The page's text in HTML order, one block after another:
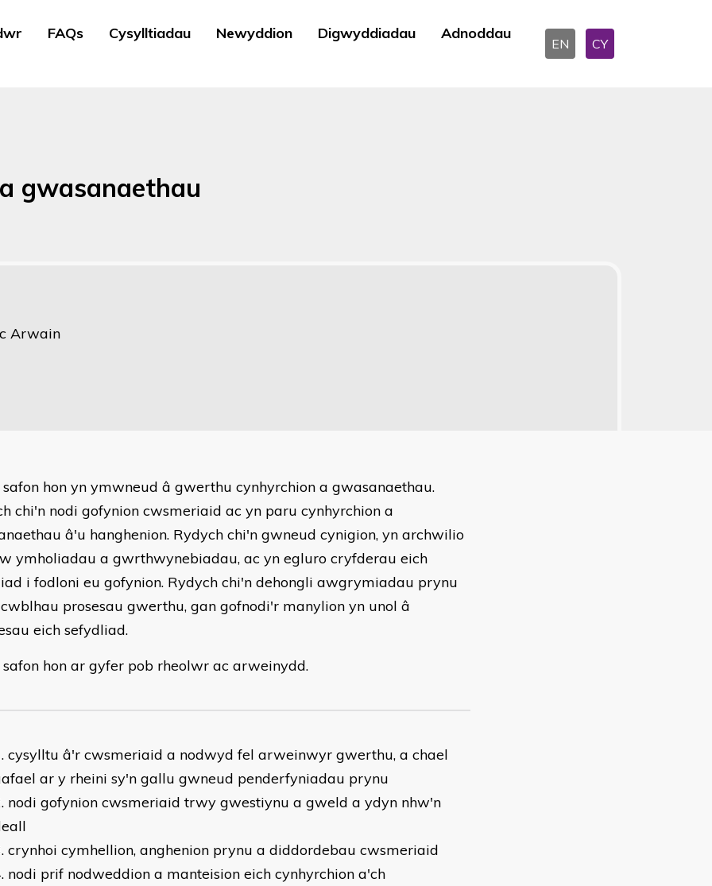
FAQs Cysylltiadau Newyddion Digwyddiadau Adnoddau
EN CY
gwasanaethau
Arwain
hon yn ymwneud â gwerthu cynhyrchion a gwasanaethau.
chi'n nodi gofynion cwsmeriaid ac yn paru cynhyrchion a
â'u hanghenion. Rydych chi'n gwneud cynigion, yn archwilio
ymholiadau a gwrthwynebiadau, ac yn egluro cryfderau eich
i fodloni eu gofynion. Rydych chi'n dehongli awgrymiadau prynu
prosesau gwerthu, gan gofnodi'r manylion yn unol â
eich sefydliad.
hon ar gyfer pob rheolwr ac arweinydd.
cysylltu â'r cwsmeriaid a nodwyd fel arweinwyr gwerthu, a chael
ar y rheini sy'n gallu gwneud penderfyniadau prynu
nodi gofynion cwsmeriaid trwy gwestiynu a gweld a ydyn nhw'n
crynhoi cymhellion, anghenion prynu a diddordebau cwsmeriaid
nodi prif nodweddion a manteision eich cynhyrchion a'ch